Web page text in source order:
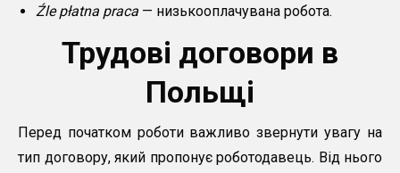
Źle płatna praca — низькооплачувана робота.
Трудові договори в
Польщі
Перед початком роботи важливо звернути увагу на
тип договору, який пропонує роботодавець. Від нього